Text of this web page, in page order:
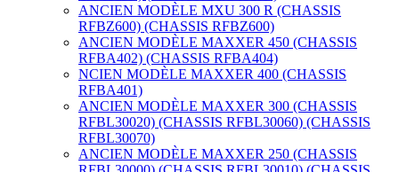
ANCIEN MODÈLE MXU 300 R (CHASSIS
RFBZ600) (CHASSIS RFBZ600)
ANCIEN MODÈLE MAXXER 450 (CHASSIS
RFBA402) (CHASSIS RFBA404)
NCIEN MODÈLE MAXXER 400 (CHASSIS
RFBA401)
ANCIEN MODÈLE MAXXER 300 (CHASSIS
RFBL30020) (CHASSIS RFBL30060) (CHASSIS
RFBL30070)
ANCIEN MODÈLE MAXXER 250 (CHASSIS